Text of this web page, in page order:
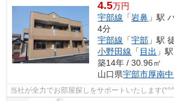
4.5万円
宇部線 「岩鼻 」駅
4分
宇部線 「宇部 」駅
小野田線 「 目出 」
築14年 / 30.96㎡
山口県宇部市厚南
当社が全力でお部屋探しをサポートいたします